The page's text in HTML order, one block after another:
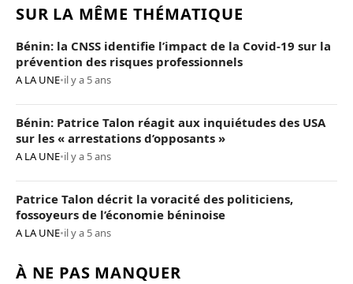
SUR LA MÊME THÉMATIQUE
Bénin: la CNSS identifie l’impact de la Covid-19 sur la
prévention des risques professionnels
A LA UNE•il y a 5 ans
Bénin: Patrice Talon réagit aux inquiétudes des USA
sur les « arrestations d’opposants »
A LA UNE•il y a 5 ans
Patrice Talon décrit la voracité des politiciens,
fossoyeurs de l’économie béninoise
A LA UNE•il y a 5 ans
À NE PAS MANQUER